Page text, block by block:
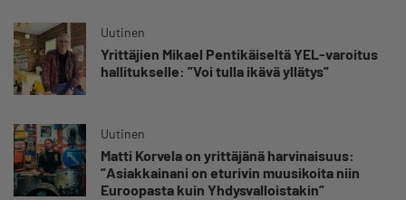
Uutinen
Yrittäjien Mikael Pentikäiseltä YEL-varoitus
hallitukselle: ”Voi tulla ikävä yllätys”
Uutinen
Matti Korvela on yrittäjänä harvinaisuus:
”Asiakkainani on eturivin muusikoita niin
Euroopasta kuin Yhdysvalloistakin”